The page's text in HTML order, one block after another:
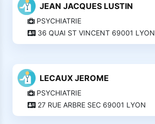
JEAN JACQUES LUSTIN
PSYCHIATRIE
36 QUAI ST VINCENT 69001 LYON
LECAUX JEROME
PSYCHIATRIE
27 RUE ARBRE SEC 69001 LYON